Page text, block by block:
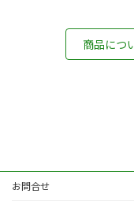
商品につ
お問合せ